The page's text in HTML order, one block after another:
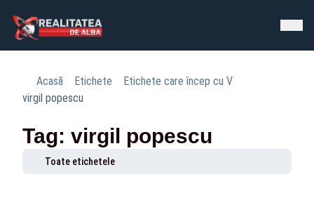
Acasă Etichete
Etichete care încep cu V
virgil popescu
Tag: virgil popescu
Toate etichetele